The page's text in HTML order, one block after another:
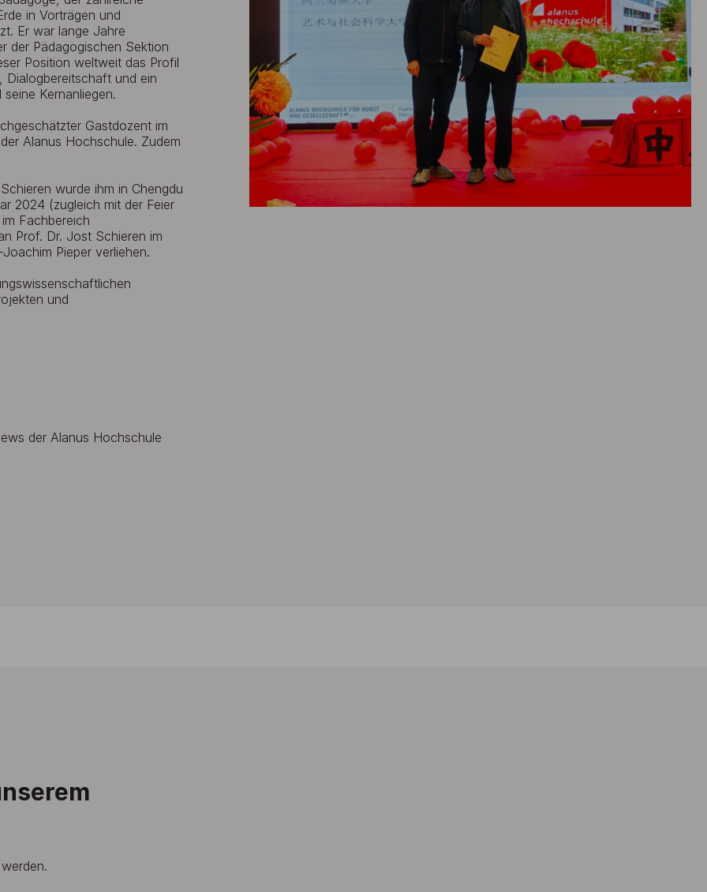
in Vorträgen und
Er war lange Jahre
der Pädagogischen Sektion
Position weltweit das Profil
Dialogbereitschaft und ein
Kernanliegen.
Gastdozent im
Alanus Hochschule. Zudem
wurde ihm in Chengdu
2024 (zugleich mit der Feier
im Fachbereich
Prof. Dr. Jost Schieren im
Pieper verliehen.
und
der Alanus Hochschule